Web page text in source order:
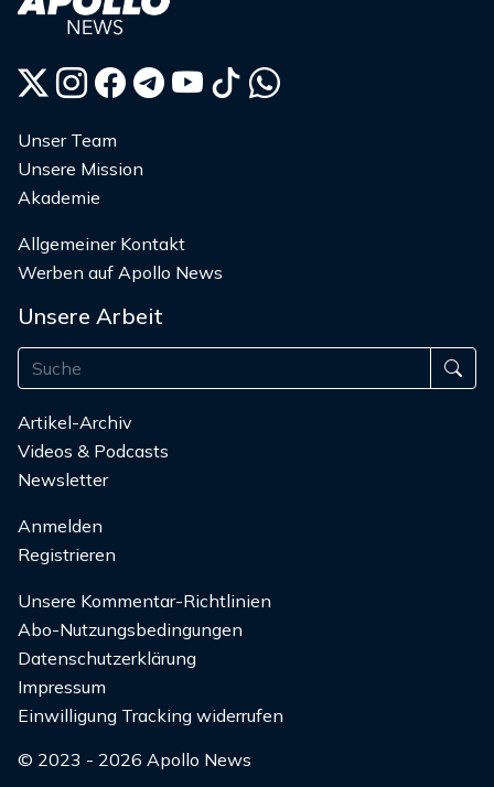
Unser Team
Unsere Mission
Akademie
Allgemeiner Kontakt
Werben auf Apollo News
Unsere Arbeit
Artikel-Archiv
Videos & Podcasts
Newsletter
Anmelden
Registrieren
Unsere Kommentar-Richtlinien
Abo-Nutzungsbedingungen
Datenschutzerklärung
Impressum
Einwilligung Tracking widerrufen
© 2023 - 2026 Apollo News